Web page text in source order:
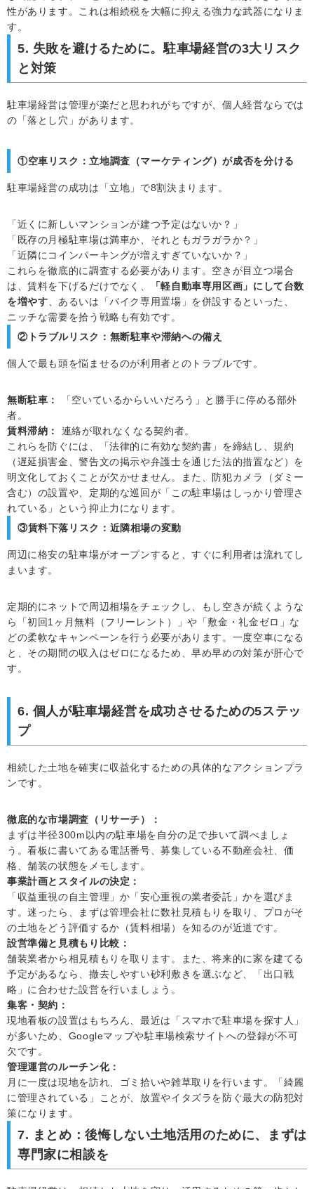
性があります。これは相続税を大幅に抑える強力な武器になりま
す。
5. 失敗を避けるために。駐車場経営の3大リスク
と対策
駐車場経営は管理が楽だと思われがちですが、個人経営ならでは
の「落とし穴」があります。
①空車リスク：立地調査（マーケティング）が成否を分ける
駐車場経営の成功は「立地」で8割決まります。
「近くに新しいマンションが建つ予定はないか？」
「既存の月極駐車場は満車か、それともガラガラか？」
「近隣にコインパーキングが増えすぎていないか？」
これらを徹底的に調査する必要があります。空きが目立つ場合
は、賃料を下げるだけでなく、
「軽自動車専用区画」にして台数
を増やす 、あるいは「バイク専用置場」を併設するといった、
ニッチな需要を拾う戦略も有効です。
②トラブルリスク：無断駐車や滞納への備え
個人で最も頭を悩ませるのが利用者とのトラブルです。
無断駐車：
「空いているからいいだろう」と勝手に停める部外
者。
賃料滞納：
連絡が取れなくなる契約者。
これらを防ぐには、「法律的に有効な契約書」を締結し、規約
（遅延損害金、警告文の掲示や弁護士を通じた法的措置など）を
明文化しておくことが欠かせません。また、防犯カメラ（ダミー
含む）の設置や、定期的な巡回が「この駐車場はしっかり管理さ
れている」という抑止力になります。
③賃料下落リスク：近隣相場の変動
周辺に格安の駐車場がオープンすると、すぐに利用者は流れてし
まいます。
定期的にネットで周辺相場をチェックし、もし空きが続くような
ら「初回1ヶ月無料（フリーレント）」や「敷金・礼金ゼロ」な
どの柔軟なキャンペーンを行う必要があります。一度空車になる
と、その期間の収入はゼロになるため、早め早めの対策が肝心で
す。
6. 個人が駐車場経営を成功させるための5ステッ
プ
相続した土地を確実に収益化するための具体的なアクションプラ
ンです。
徹底的な市場調査（リサーチ）：
まずは半径300m以内の駐車場を自分の足で歩いて調べましょ
う。看板に書いてある電話番号、募集している不動産会社、価
格、舗装の状態をメモします。
事業計画とスタイルの決定：
「収益重視の自主管理」か「安心重視の業者委託」かを選びま
す。迷ったら、まずは管理会社に数社見積もりを取り、プロがそ
の土地をどう評価するか（賃料相場）を知るのが近道です。
設営準備と見積もり比較：
舗装業者から相見積もりを取ります。また、将来的に家を建てる
予定があるなら、撤去しやすい砂利敷きを選ぶなど、「出口戦
略」に合わせた設営を行いましょう。
集客・契約：
現地看板の設置はもちろん、最近は「スマホで駐車場を探す人」
が多いため、Googleマップや駐車場検索サイトへの登録が不可
欠です。
管理運営のルーチン化：
月に一度は現地を訪れ、ゴミ拾いや雑草取りを行います。「綺麗
に管理されている」ことが、放置やイタズラを防ぐ最大の防犯対
策になります。
7. まとめ：後悔しない土地活用のために、まずは
専門家に相談を